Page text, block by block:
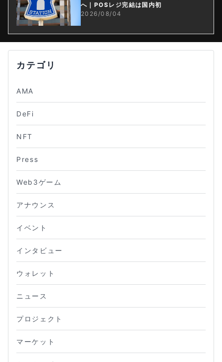
へ｜POSレジ完結は国内初
2026/08/04
カテゴリ
AMA
DeFi
NFT
Press
Web3ゲーム
アナウンス
イベント
インタビュー
ウォレット
ニュース
プロジェクト
マーケット